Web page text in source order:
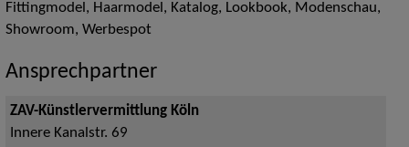
Fittingmodel, Haarmodel, Katalog, Lookbook, Modenschau,
Showroom, Werbespot
Ansprechpartner
ZAV-Künstlervermittlung Köln
Innere Kanalstr. 69